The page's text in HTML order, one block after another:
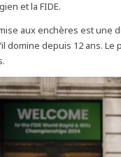
et la FIDE.
aux enchères est une
domine depuis 12 ans.